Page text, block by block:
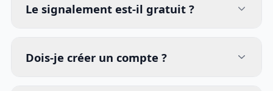
Le signalement est-il gratuit ?
Dois-je créer un compte ?